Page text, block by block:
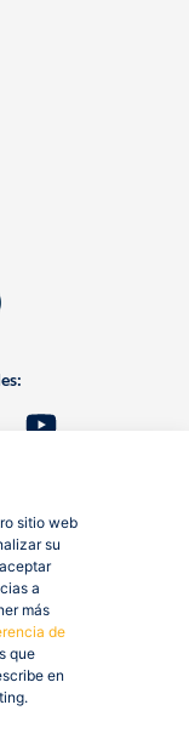
sitio web
su
a
más
de
que
en